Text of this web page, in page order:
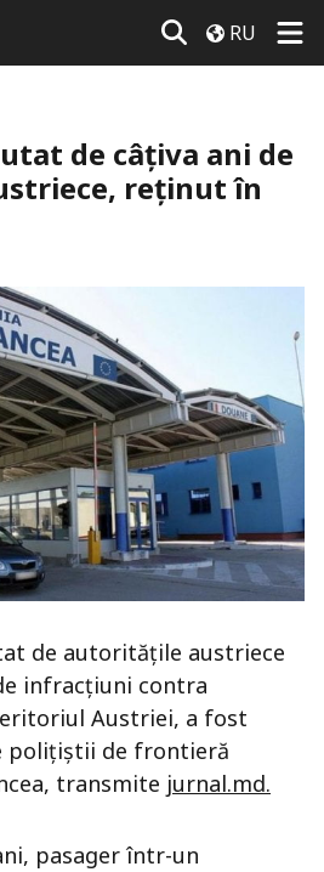
RU
de câțiva ani de
reținut în
de autorităţile austriece
infracţiuni contra
Austriei, a fost
polițiștii de frontieră
transmite jurnal.md.
pasager într-un